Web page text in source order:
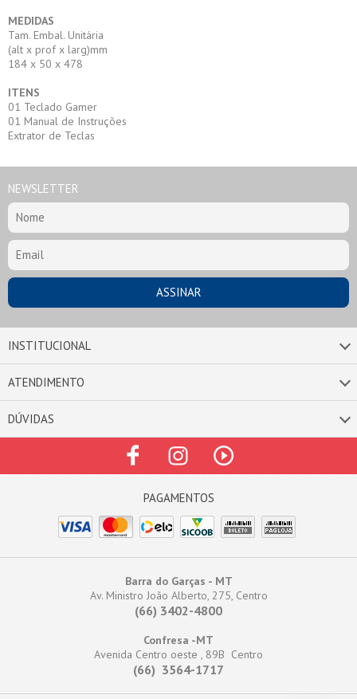
MEDIDAS
Tam. Embal. Unitária
(alt x prof x larg)mm
184 x 50 x 478
ITENS
01 Teclado Gamer
01 Manual de Instruções
Extrator de Teclas
NEWSLETTER
INSTITUCIONAL
ATENDIMENTO
DÚVIDAS
Barra do Garças - MT
Av. Ministro João Alberto, 275, Centro
(66) 3402-4800
Confresa -MT
Avenida Centro oeste , 89B Centro
(66) 3564-1717